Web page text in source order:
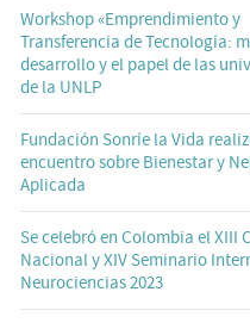
Workshop «Emprendimiento y
Transferencia de Tecnología:
desarrollo y el papel de las
de la UNLP
Fundación Sonríe la Vida
encuentro sobre Bienestar y
Aplicada
Se celebró en Colombia el XIII
Nacional y XIV Seminario
Neurociencias 2023